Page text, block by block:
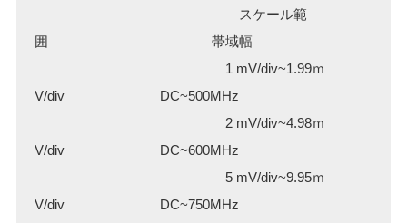
スケール範
囲 帯域幅
1 mV/div~1.99ｍ
V/div DC~500MHz
2 mV/div~4.98ｍ
V/div DC~600MHz
5 mV/div~9.95ｍ
V/div DC~750MHz